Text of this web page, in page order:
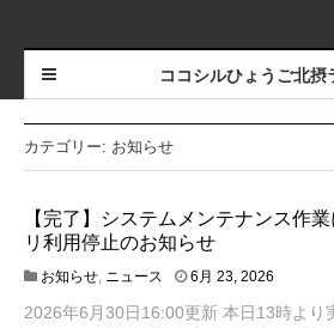
ココシルひょうご北摂
カテゴリー: お知らせ
【完了】システムメンテナンス作
リ利用停止のお知らせ
お知らせ, ニュース 6月 23, 2026
3
2026年6月30日16:00更新 本日13時より